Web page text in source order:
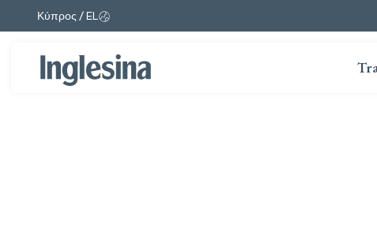
Αλλαγή αγοράς και γλώσσας. Τρέχουσα επιλογή:
Κύπρος / EL